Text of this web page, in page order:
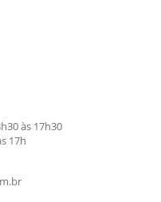
às 17h30
17h